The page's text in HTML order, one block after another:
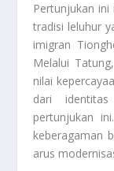
Pertunjukan
tradisi leluhur
imigran
Melalui
nilai
dari identitas
pertunjukan
keberagaman
arus